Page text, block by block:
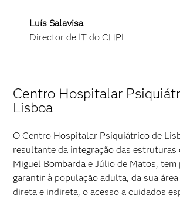
Luís Salavisa
Director de IT do CHPL
Centro Hospitalar
Lisboa
O Centro Hospitalar Psiquiátrico de
resultante da integração das estruturas
Miguel Bombarda e Júlio de Matos, tem
garantir à população adulta, da sua
direta e indireta, o acesso a cuidados